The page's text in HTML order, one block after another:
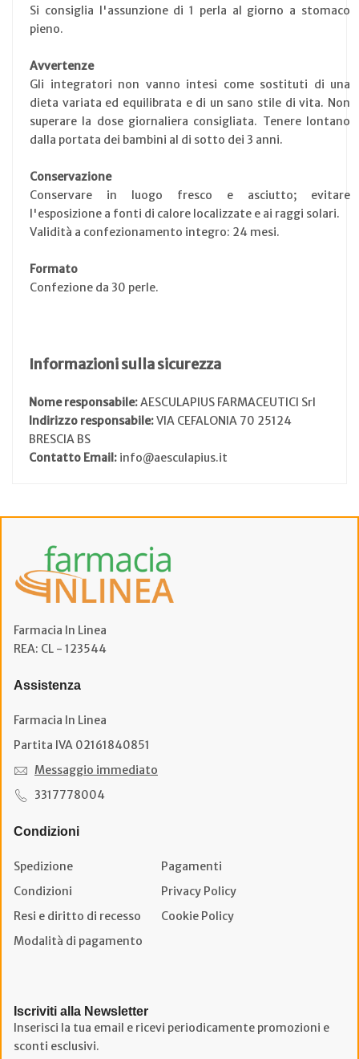
Si consiglia l'assunzione di 1 perla al giorno a stomaco
pieno.
Avvertenze
Gli integratori non vanno intesi come sostituti di una
dieta variata ed equilibrata e di un sano stile di vita. Non
superare la dose giornaliera consigliata. Tenere lontano
dalla portata dei bambini al di sotto dei 3 anni.
Conservazione
Conservare in luogo fresco e asciutto; evitare
l'esposizione a fonti di calore localizzate e ai raggi solari.
Validità a confezionamento integro: 24 mesi.
Formato
Confezione da 30 perle.
Informazioni sulla sicurezza
Nome responsabile:AESCULAPIUS FARMACEUTICI Srl
Indirizzo responsabile:VIA CEFALONIA 70 25124
BRESCIA BS
Contatto Email: info@aesculapius.it
Farmacia In Linea
REA: CL - 123544
Assistenza
Farmacia In Linea
Partita IVA 02161840851
Messaggio immediato
3317778004
Condizioni
Spedizione
Pagamenti
Condizioni
Privacy Policy
Resi e diritto di recesso
Cookie Policy
Modalità di pagamento
Iscriviti alla Newsletter
Inserisci la tua email e ricevi periodicamente promozioni e
sconti esclusivi.